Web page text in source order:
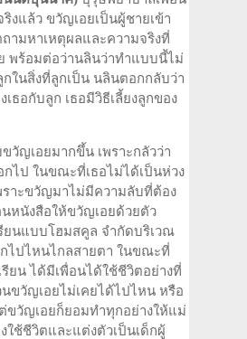
งแล้ว ขวัญเอยเป็นผู้ชายเข้า
ามหาเหตุผลและความจริงที่
พร้อมต่อว่านลินว่าทำแบบนี้ไม่
กในสิ่งที่ลูกเป็น นลินตอกกลับว่า
เธอกับลูก เธอมีวิธีเลี้ยงลูกของ
วัญเอยมากขึ้น เพราะกลัวว่า
ไป ในขณะที่เธอไม่ได้เป็นห่วง
าะขวัญมาไม่มีความลับที่ต้อง
หนังสือให้ขวัญเอยด้วยตัว
รียนแบบโฮมสคูล จำกัดบริเวณ
ไปไหนไกลสายตา ในขณะที่
ยน ได้มีเพื่อนได้ใช้ชีวิตอย่างที่
นขวัญเอยไม่เคยได้ไปไหน หรือ
ขวัญเอยก็ยอมทำทุกอย่างให้แม่
ใช้ชีวิตและแต่งตัวเป็นเด็กผู้